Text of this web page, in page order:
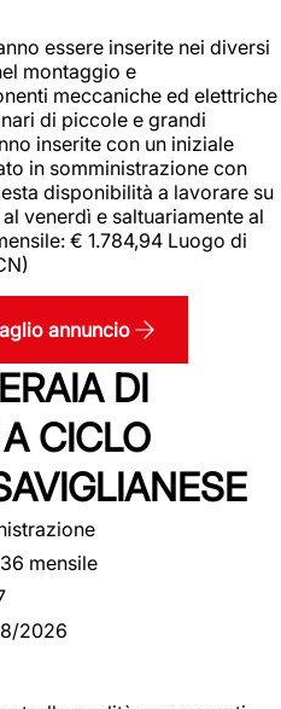
essere inserite nei diversi
montaggio e
meccaniche ed elettriche
di piccole e grandi
inserite con un iniziale
in somministrazione con
disponibilità a lavorare su
venerdì e saltuariamente al
€ 1.784,94 Luogo di
annuncio
DI
CICLO
mensile
2026